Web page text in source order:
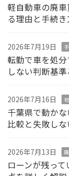
軽自動車の廃
る理由と手続
2026年7月19日
転勤で車を処
しない判断基
2026年7月16日
千葉県で動か
比較と失敗し
2026年7月13日
ローンが残っ